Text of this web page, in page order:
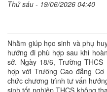
Thứ sáu - 19/06/2026 04:40
Nhằm giúp học sinh và phụ
hướng đi phù hợp sau khi
sở. Ngày 18/6, Trường
hợp với Trường Cao đẳng
chức chương trình tư vấn
sinh tốt nghiệp THCS không